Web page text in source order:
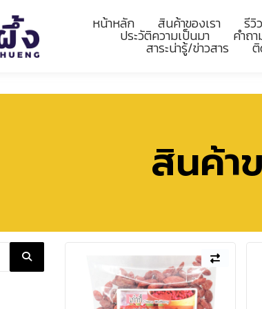
หน้าหลัก สินค้าของเรา รีวิ
ประวัติความเป็นมา คำถ
สาระน่ารู้/ข่าวสาร ติ
สินค้า